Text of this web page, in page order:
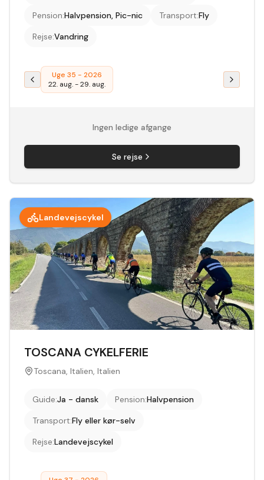
Pension:Halvpension, Pic-nic Transport:Fly
Rejse:Vandring
Uge 35 - 2026
22. aug.-29. aug.
Ingen ledige afgange
Se rejse
Landevejscykel
TOSCANA CYKELFERIE
Toscana, Italien, Italien
Guide:Ja - dansk Pension:Halvpension
Transport:Fly eller kør-selv
Rejse:Landevejscykel